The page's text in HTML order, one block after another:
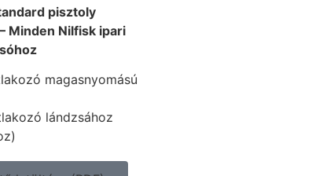
pisztoly
Minden Nilfisk ipari
magasnyomású
lándzsához